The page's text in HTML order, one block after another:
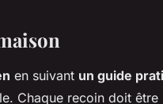
en suivant un guide
Chaque recoin doit être